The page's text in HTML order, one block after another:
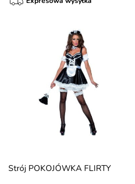
Strój POKOJÓWKA FLIRTY